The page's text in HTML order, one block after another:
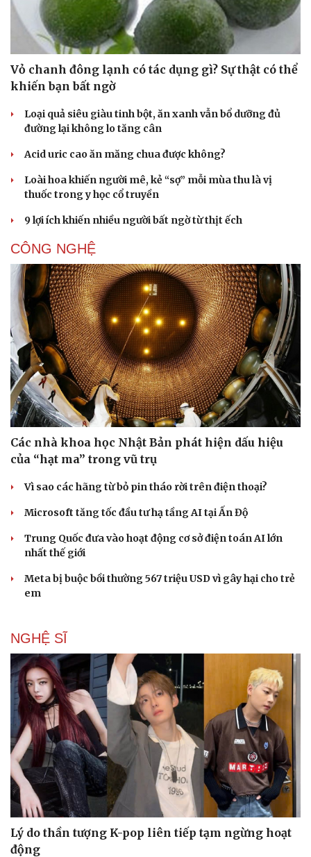
Cải chính
Vỏ chanh đông lạnh có tác dụng gì? Sự thật có thể
khiến bạn bất ngờ
Loại quả siêu giàu tinh bột, ăn xanh vẫn bổ dưỡng đủ
đường lại không lo tăng cân
Acid uric cao ăn măng chua được không?
Loài hoa khiến người mê, kẻ “sợ” mỗi mùa thu là vị
thuốc trong y học cổ truyền
9 lợi ích khiến nhiều người bất ngờ từ thịt ếch
CÔNG NGHỆ
Các nhà khoa học Nhật Bản phát hiện dấu hiệu
của “hạt ma” trong vũ trụ
Vì sao các hãng từ bỏ pin tháo rời trên điện thoại?
Microsoft tăng tốc đầu tư hạ tầng AI tại Ấn Độ
Trung Quốc đưa vào hoạt động cơ sở điện toán AI lớn
nhất thế giới
Meta bị buộc bồi thường 567 triệu USD vì gây hại cho trẻ
em
NGHỆ SĨ
Lý do thần tượng K-pop liên tiếp tạm ngừng hoạt
động